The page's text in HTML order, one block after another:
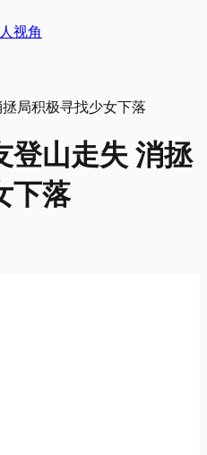
视角
登山走失 消拯
下落